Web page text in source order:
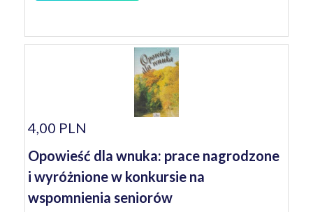
4,00 PLN
Opowieść dla wnuka: prace nagrodzone
i wyróżnione w konkursie na
wspomnienia seniorów